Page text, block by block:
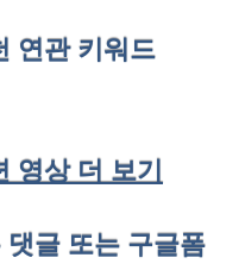
연관 키워드
영상 더 보기
글 또는 구글폼